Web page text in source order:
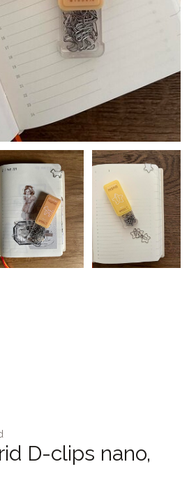
D-clips nano,